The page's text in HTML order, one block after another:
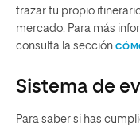
trazar tu propio
mercado. Para más
consulta la sección
Sistema de
Para saber si has